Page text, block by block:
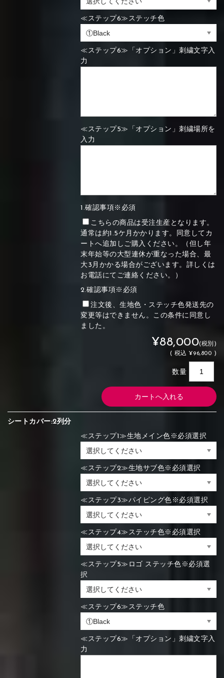
≪ステップ6≫ステッチ色
≪ステップ6≫「オプション」刺繍文字入
力
≪ステップ5≫「オプション」刺繍場所を
入力
1.確認事項※必須
こちらの商品は受注生産となります。
通常は約1.5ケ月かかります。同意してカ
ートへ追加しご購入ください。（但し年
末年始等の大型連休が重なった場合、最
大3月かかる場合がございます。詳しくは
お電話にてご連絡ください。）
2.確認事項※必須
注文後、生地色・ステッチ色発送先の
変更等はできません。この条件に同意し
ました。
¥88,000(税別)
( 税込 ¥96,800 )
数量
シートカバー:2列分
≪ステップ1≫生地メイン色※必須選択
≪ステップ2≫生地サブ色※必須選択
≪ステップ3≫パイピング色※必須選択
≪ステップ4≫ステッチ色※必須選択
≪ステップ5≫ロゴ ステッチ色※必須選
択
≪ステップ6≫ステッチ色
≪ステップ6≫「オプション」刺繍文字入
力